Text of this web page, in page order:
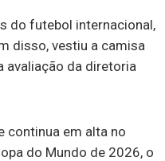
do futebol internacional,
disso, vestiu a camisa
avaliação da diretoria
continua em alta no
do Mundo de 2026, o